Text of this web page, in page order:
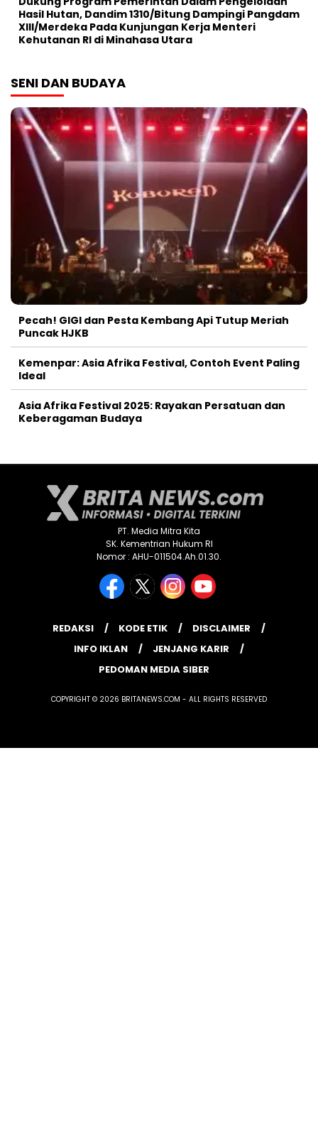
Hasil Hutan, Dandim 1310/Bitung Dampingi Pangdam
XIII/Merdeka Pada Kunjungan Kerja Menteri
Kehutanan RI di Minahasa Utara
SENI DAN BUDAYA
Pecah! GIGI dan Pesta Kembang Api Tutup Meriah
Puncak HJKB
Kemenpar: Asia Afrika Festival, Contoh Event Paling
Ideal
Asia Afrika Festival 2025: Rayakan Persatuan dan
Keberagaman Budaya
PT. Media Mitra Kita
SK. Kementrian Hukum RI
Nomor : AHU-011504.Ah.01.30.
REDAKSI KODE ETIK
DISCLAIMER
INFO IKLAN
JENJANG KARIR
PEDOMAN MEDIA SIBER
COPYRIGHT © 2026 BRITANEWS.COM - ALL RIGHTS RESERVED